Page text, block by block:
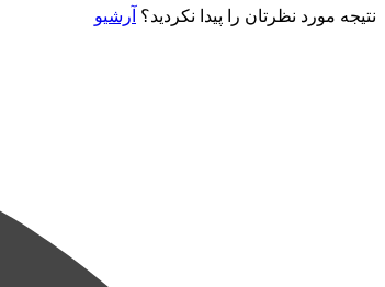
نتیجه مورد نظرتان را پیدا نکردید؟ آرشیو